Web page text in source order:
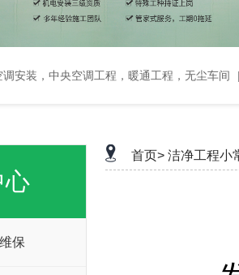
调安装，中央空调工程，暖通工程，无尘车间
心
保
首页> 洁净工程小